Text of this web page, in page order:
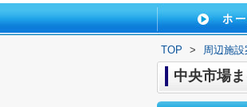
TOP > 周辺施設
中央市場